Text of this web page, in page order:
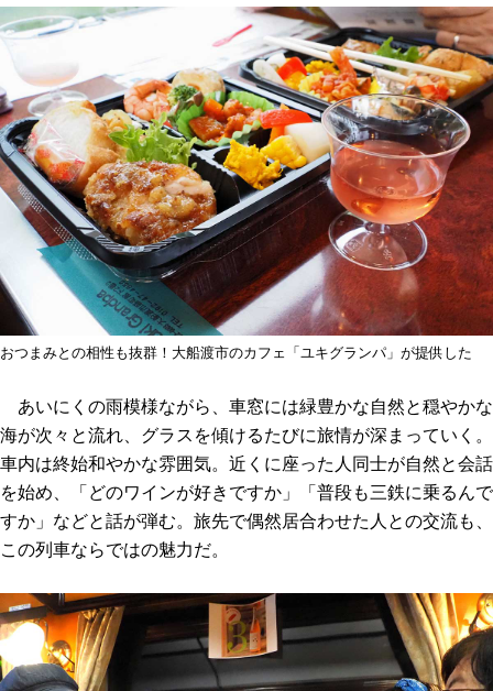
おつまみとの相性も抜群！大船渡市のカフェ「ユキグランパ」が提供した
あいにくの雨模様ながら、車窓には緑豊かな自然と穏やかな
海が次々と流れ、グラスを傾けるたびに旅情が深まっていく。
車内は終始和やかな雰囲気。近くに座った人同士が自然と会話
を始め、「どのワインが好きですか」「普段も三鉄に乗るんで
すか」などと話が弾む。旅先で偶然居合わせた人との交流も、
この列車ならではの魅力だ。